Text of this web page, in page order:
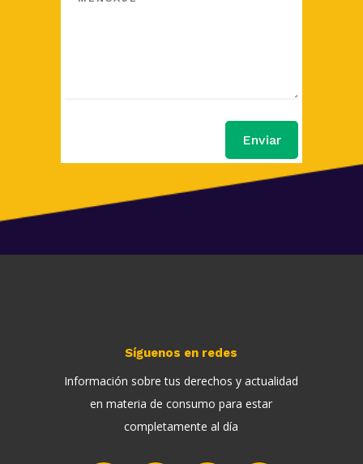
Enviar
Síguenos en redes
Información sobre tus derechos y actualidad
en materia de consumo para estar
completamente al día